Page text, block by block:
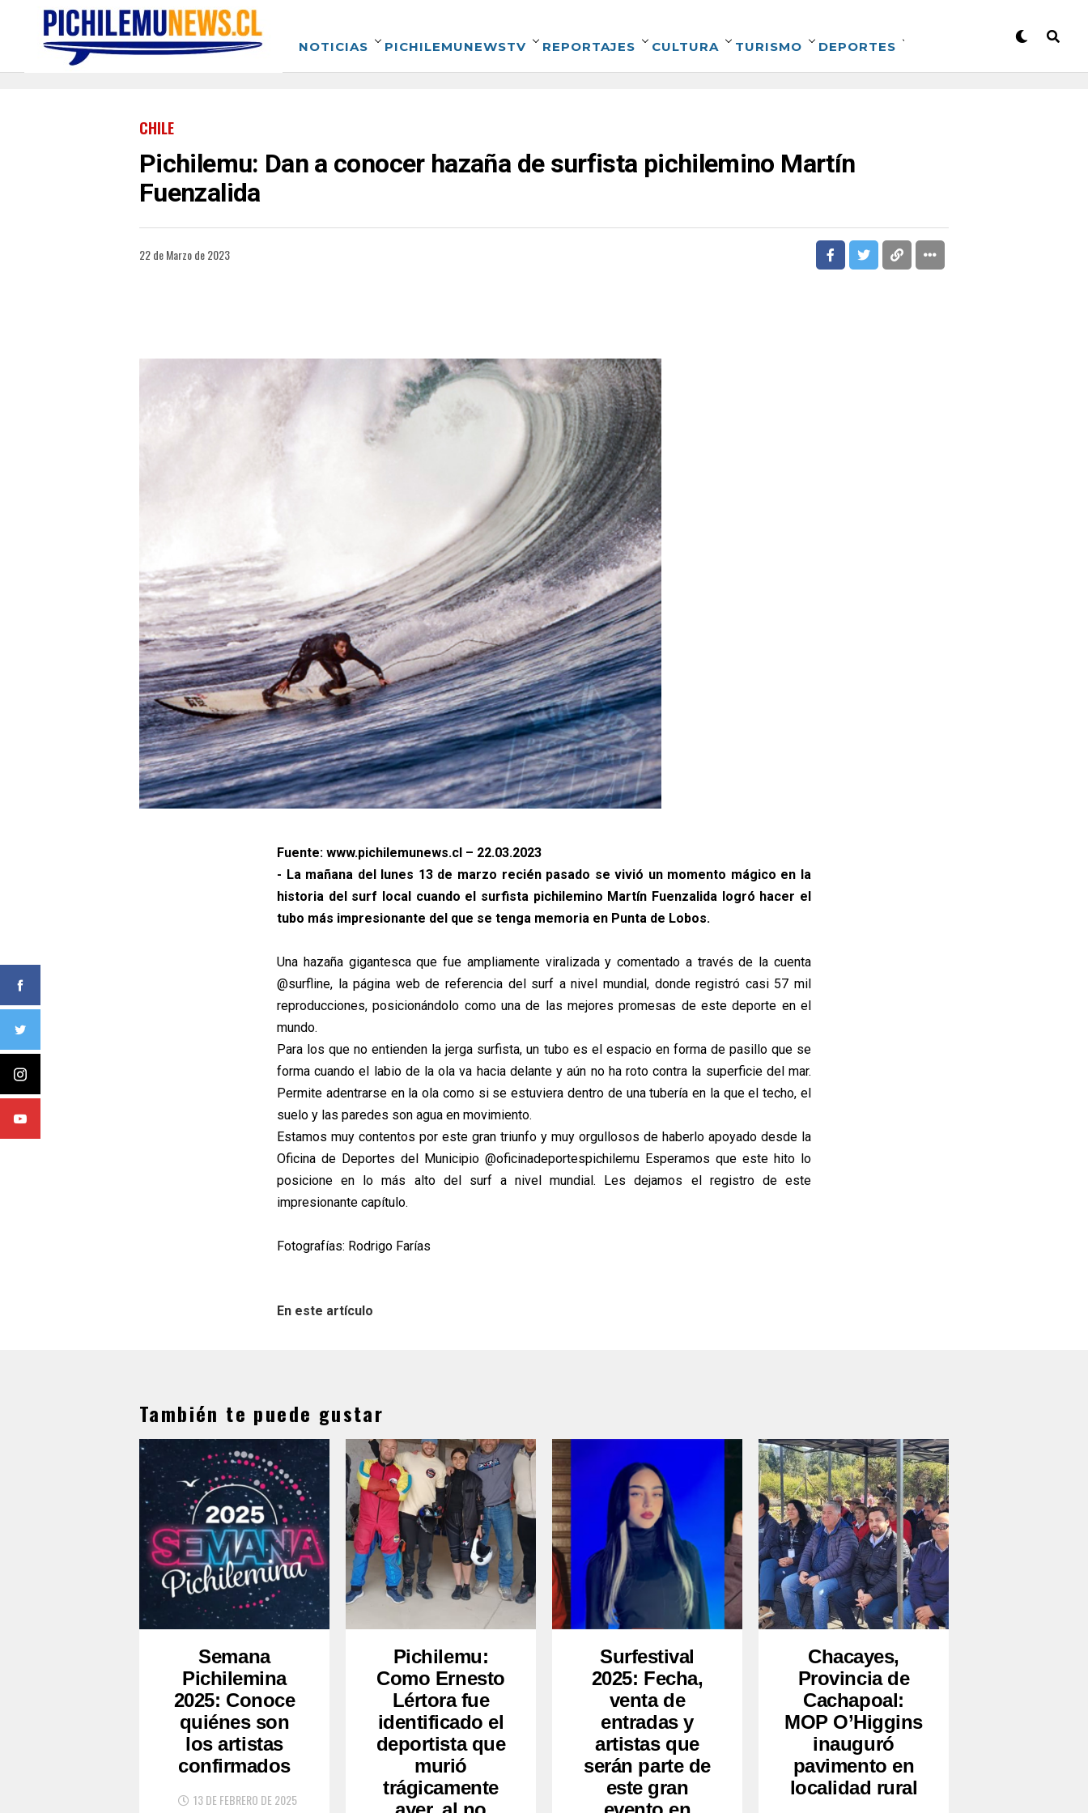
NOTICIAS PICHILEMUNEWSTV REPORTAJES CULTURA TURISMO DEPORTES
CHILE
Pichilemu: Dan a conocer hazaña de surfista pichilemino Martín
Fuenzalida
22 de Marzo de 2023
Fuente: www.pichilemunews.cl – 22.03.2023
- La mañana del lunes 13 de marzo recién pasado se vivió un momento mágico en la
historia del surf local cuando el surfista pichilemino Martín Fuenzalida logró hacer el
tubo más impresionante del que se tenga memoria en Punta de Lobos.
Una hazaña gigantesca que fue ampliamente viralizada y comentado a través de la cuenta
@surfline, la página web de referencia del surf a nivel mundial, donde registró casi 57 mil
reproducciones, posicionándolo como una de las mejores promesas de este deporte en el
mundo.
Para los que no entienden la jerga surfista, un tubo es el espacio en forma de pasillo que se
forma cuando el labio de la ola va hacia delante y aún no ha roto contra la superficie del mar.
Permite adentrarse en la ola como si se estuviera dentro de una tubería en la que el techo, el
suelo y las paredes son agua en movimiento.
Estamos muy contentos por este gran triunfo y muy orgullosos de haberlo apoyado desde la
Oficina de Deportes del Municipio @oficinadeportespichilemu Esperamos que este hito lo
posicione en lo más alto del surf a nivel mundial. Les dejamos el registro de este
impresionante capítulo.
Fotografías: Rodrigo Farías
En este artículo
También te puede gustar
Semana
Pichilemina
2025: Conoce
quiénes son
los artistas
confirmados
13 DE FEBRERO DE 2025
Pichilemu:
Como Ernesto
Lértora fue
identificado el
deportista que
murió
trágicamente
Surfestival
2025: Fecha,
venta de
entradas y
artistas que
serán parte de
este gran
Chacayes,
Provincia de
Cachapoal:
MOP O’Higgins
inauguró
pavimento en
localidad rural